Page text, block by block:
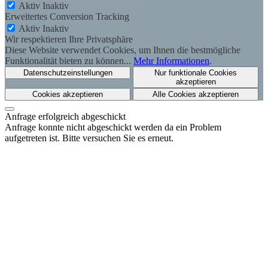
Aktiv Inaktiv
Erweitertes Conversion Tracking
Aktiv Inaktiv
Wir respektieren Ihre Privatsphäre
Diese Website verwendet Cookies, um Ihnen die bestmögliche
Funktionalität bieten zu können... Mehr Informationen.
Datenschutzeinstellungen
Nur funktionale Cookies
akzeptieren
Cookies akzeptieren
Alle Cookies akzeptieren
Anfrage erfolgreich abgeschickt
Anfrage konnte nicht abgeschickt werden da ein Problem
aufgetreten ist. Bitte versuchen Sie es erneut.